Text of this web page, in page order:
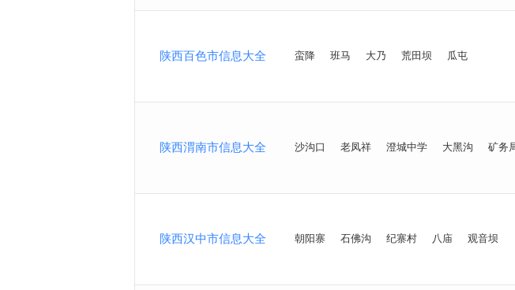
陕西百色市信息大全 蛮降 班马 大乃 荒田坝 瓜屯
陕西渭南市信息大全 沙沟口 老凤祥 澄城中学 大黑沟 矿务
陕西汉中市信息大全 朝阳寨 石佛沟 纪寨村 八庙 观音坝